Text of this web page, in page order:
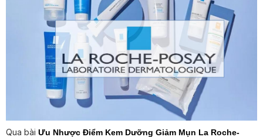
Qua bài Ưu Nhược Điểm Kem Dưỡng Giảm Mụn La Roche-